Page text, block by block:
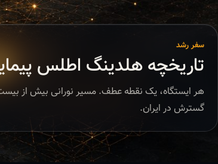
سفر رشد
تاریخچه هلدینگ اطلس
هر ایستگاه، یک نقطه عطف. مسیر نورانی بیش از
گسترش در ایران.